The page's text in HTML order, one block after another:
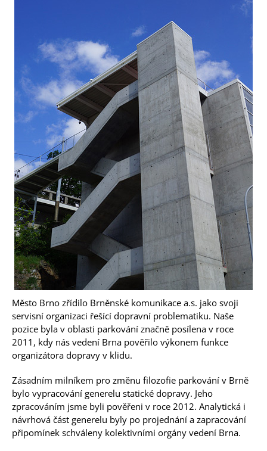
Město Brno zřídilo Brněnské komunikace a.s. jako svoji
servisní organizaci řešící dopravní problematiku. Naše
pozice byla v oblasti parkování značně posílena v roce
2011, kdy nás vedení Brna pověřilo výkonem funkce
organizátora dopravy v klidu.
Zásadním milníkem pro změnu filozofie parkování v Brně
bylo vypracování generelu statické dopravy. Jeho
zpracováním jsme byli pověřeni v roce 2012. Analytická i
návrhová část generelu byly po projednání a zapracování
připomínek schváleny kolektivními orgány vedení Brna.